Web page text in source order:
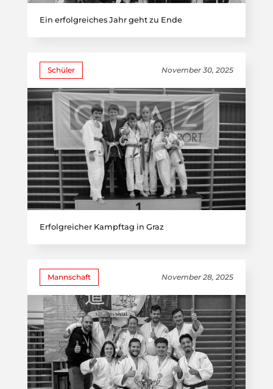
Ein erfolgreiches Jahr geht zu Ende
Schüler November 30, 2025
Erfolgreicher Kampftag in Graz
Mannschaft November 28, 2025